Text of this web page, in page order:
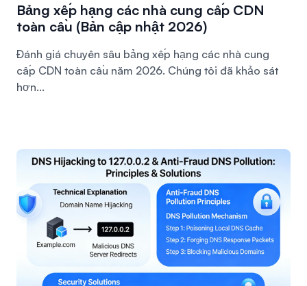
Bảng xếp hạng các nhà cung cấp CDN
toàn cầu (Bản cập nhật 2026)
Đánh giá chuyên sâu bảng xếp hạng các nhà cung
cấp CDN toàn cầu năm 2026. Chúng tôi đã khảo sát
hơn...